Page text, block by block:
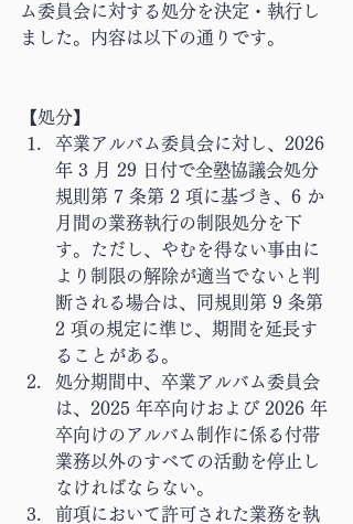
ム委員会に対する処分を決定・執行し
ました。内容は以下の通りです。
【処分】
卒業アルバム委員会に対し、2026
年 3 月 29 日付で全塾協議会処分
規則第 7 条第 2 項に基づき、6 か
月間の業務執行の制限処分を下
す。ただし、やむを得ない事由に
より制限の解除が適当でないと判
断される場合は、同規則第 9 条第
2 項の規定に準じ、期間を延長す
ることがある。
処分期間中、卒業アルバム委員会
は、2025 年卒向けおよび 2026 年
卒向けのアルバム制作に係る付帯
業務以外のすべての活動を停止し
なければならない。
前項において許可された業務を執